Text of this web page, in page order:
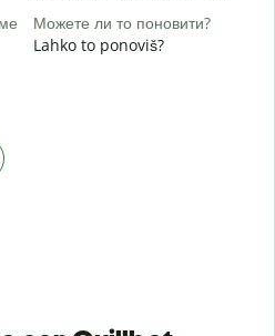
Можете ли то поновити?
Lahko to ponoviš?